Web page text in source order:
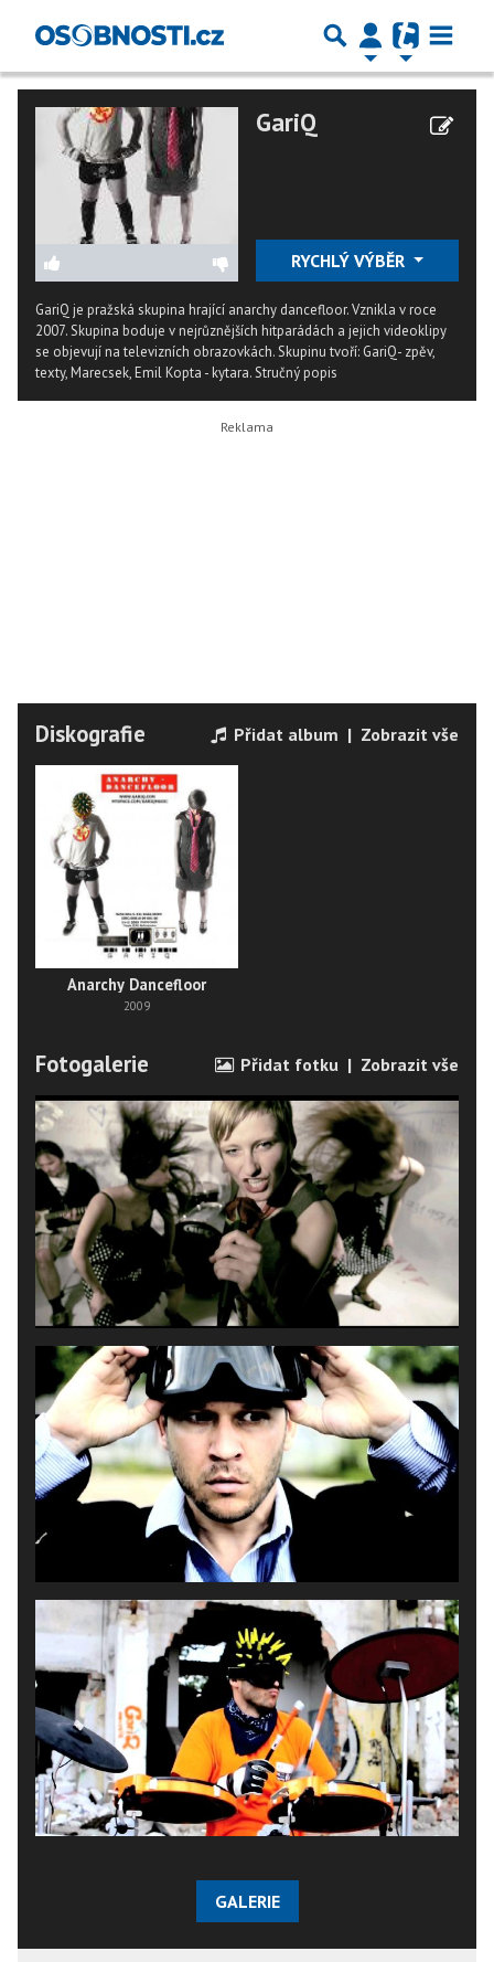
GariQ
RYCHLÝ VÝBĚR
GariQ je pražská skupina hrající anarchy dancefloor. Vznikla v roce
2007. Skupina boduje v nejrůznějších hitparádách a jejich videoklipy
se objevují na televizních obrazovkách. Skupinu tvoří: GariQ- zpěv,
texty, Marecsek, Emil Kopta - kytara.Stručný popis
Diskografie Přidat album | Zobrazit vše
Anarchy Dancefloor
2009
Fotogalerie Přidat fotku | Zobrazit vše
GALERIE